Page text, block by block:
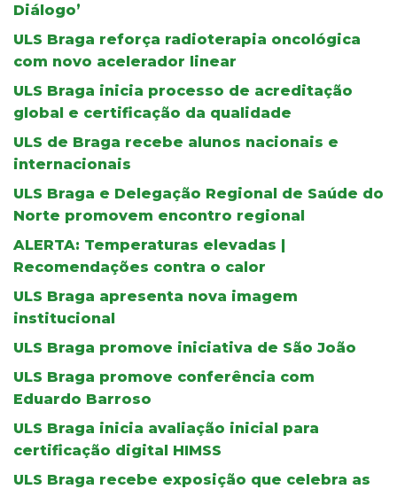
Diálogo’
ULS Braga reforça radioterapia oncológica
com novo acelerador linear
ULS Braga inicia processo de acreditação
global e certificação da qualidade
ULS de Braga recebe alunos nacionais e
internacionais
ULS Braga e Delegação Regional de Saúde do
Norte promovem encontro regional
ALERTA: Temperaturas elevadas |
Recomendações contra o calor
ULS Braga apresenta nova imagem
institucional
ULS Braga promove iniciativa de São João
ULS Braga promove conferência com
Eduardo Barroso
ULS Braga inicia avaliação inicial para
certificação digital HIMSS
ULS Braga recebe exposição que celebra as